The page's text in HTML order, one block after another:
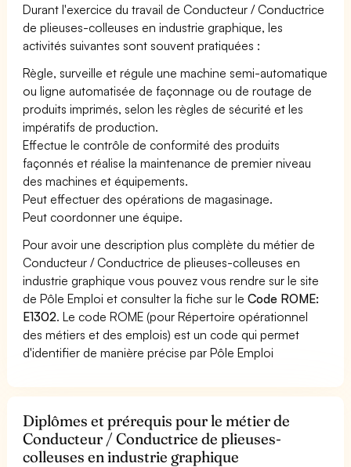
Durant l'exercice du travail de Conducteur / Conductrice
de plieuses-colleuses en industrie graphique, les
activités suivantes sont souvent pratiquées :
Règle, surveille et régule une machine semi-automatique
ou ligne automatisée de façonnage ou de routage de
produits imprimés, selon les règles de sécurité et les
impératifs de production.
Effectue le contrôle de conformité des produits
façonnés et réalise la maintenance de premier niveau
des machines et équipements.
Peut effectuer des opérations de magasinage.
Peut coordonner une équipe.
Pour avoir une description plus complète du métier de
Conducteur / Conductrice de plieuses-colleuses en
industrie graphique vous pouvez vous rendre sur le site
de Pôle Emploi et consulter la fiche sur leCode ROME:
E1302. Le code ROME (pour Répertoire opérationnel
des métiers et des emplois) est un code qui permet
d'identifier de manière précise par Pôle Emploi
Diplômes et prérequis pour le métier de
Conducteur / Conductrice de plieuses-
colleuses en industrie graphique